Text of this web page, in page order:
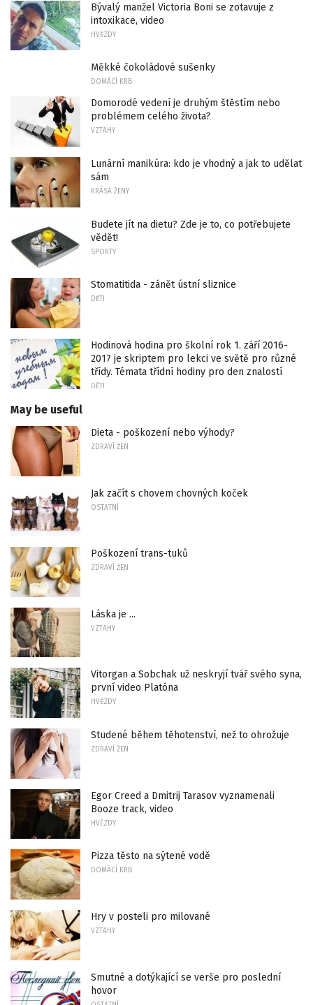
Bývalý manžel Victoria Boni se zotavuje z
intoxikace, video
HVĚZDY
Měkké čokoládové sušenky
DOMÁCÍ KRB
Domorodé vedení je druhým štěstím nebo
problémem celého života?
VZTAHY
Lunární manikúra: kdo je vhodný a jak to udělat
sám
KRÁSA ŽENY
Budete jít na dietu? Zde je to, co potřebujete
vědět!
SPORTY
Stomatitida - zánět ústní sliznice
DĚTI
Hodinová hodina pro školní rok 1. září 2016-
2017 je skriptem pro lekci ve světě pro různé
třídy. Témata třídní hodiny pro den znalostí
DĚTI
May be useful
Dieta - poškození nebo výhody?
ZDRAVÍ ŽEN
Jak začít s chovem chovných koček
OSTATNÍ
Poškození trans-tuků
ZDRAVÍ ŽEN
Láska je ...
VZTAHY
Vitorgan a Sobchak už neskryjí tvář svého syna,
první video Platóna
HVĚZDY
Studené během těhotenství, než to ohrožuje
ZDRAVÍ ŽEN
Egor Creed a Dmitrij Tarasov vyznamenali
Booze track, video
HVĚZDY
Pizza těsto na sýtené vodě
DOMÁCÍ KRB
Hry v posteli pro milované
VZTAHY
Smutné a dotýkající se verše pro poslední
hovor